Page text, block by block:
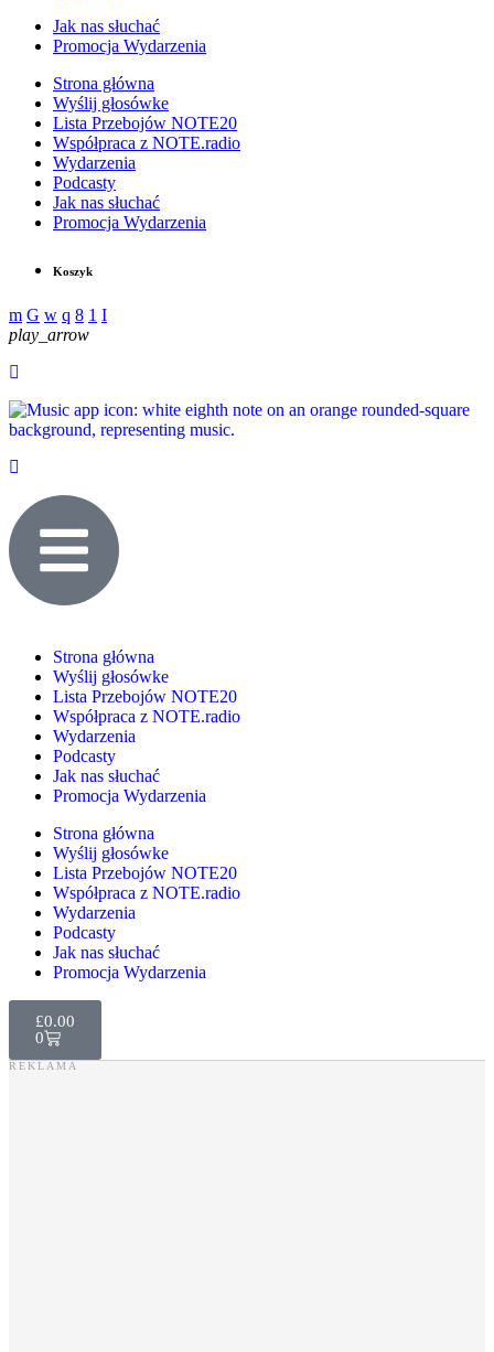
Jak nas słuchać
Promocja Wydarzenia
Strona główna
Wyślij głosówke
Lista Przebojów NOTE20
Współpraca z NOTE.radio
Wydarzenia
Podcasty
Jak nas słuchać
Promocja Wydarzenia
Koszyk
play_arrow
Strona główna
Wyślij głosówke
Lista Przebojów NOTE20
Współpraca z NOTE.radio
Wydarzenia
Podcasty
Jak nas słuchać
Promocja Wydarzenia
Strona główna
Wyślij głosówke
Lista Przebojów NOTE20
Współpraca z NOTE.radio
Wydarzenia
Podcasty
Jak nas słuchać
Promocja Wydarzenia
£0.00
0